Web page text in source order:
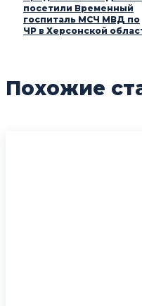
посетили Временный
госпиталь МСЧ МВД по
ЧР в Херсонской
Похожие